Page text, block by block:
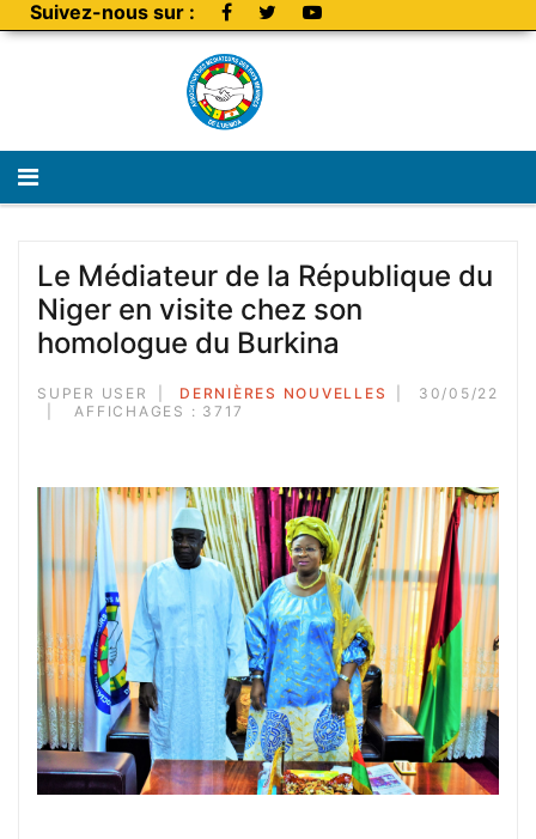
Suivez-nous sur :
Le Médiateur de la République du
Niger en visite chez son
homologue du Burkina
SUPER USER DERNIÈRES NOUVELLES
30/05/22
AFFICHAGES : 3717